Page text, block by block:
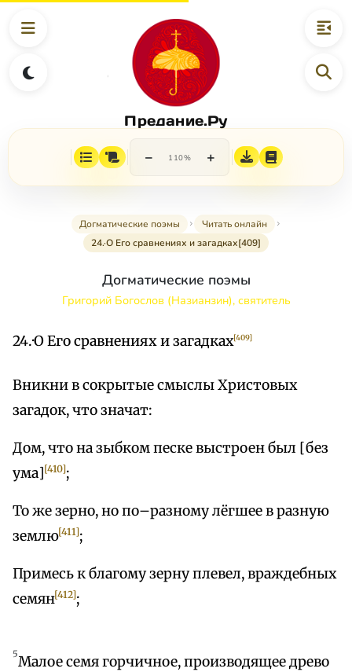
Предание.Ру
− 110% +
Догматические поэмы
Читать онлайн
24.·О Его сравнениях и загадках[409]
Догматические поэмы
Григорий Богослов (Назианзин), святитель
24.·О Его сравнениях и загадках[409]
Вникни в сокрытые смыслы Христовых
загадок, что значат:
Дом, что на зыбком песке выстроен был [без
ума][410];
То же зерно, но по–разному лёгшее в разную
землю[411];
Примесь к благому зерну плевел, враждебных
семян[412];
5Малое семя горчичное, производящее древо